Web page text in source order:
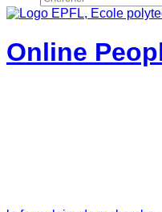
Online